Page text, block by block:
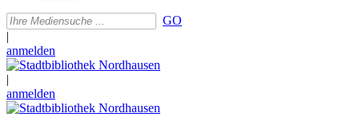
GO
|
anmelden
|
anmelden